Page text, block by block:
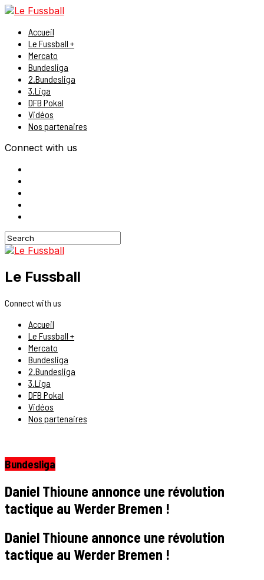
Accueil
Le Fussball +
Mercato
Bundesliga
2.Bundesliga
3.Liga
DFB Pokal
Vidéos
Nos partenaires
Connect with us
Le Fussball
Connect with us
Accueil
Le Fussball +
Mercato
Bundesliga
2.Bundesliga
3.Liga
DFB Pokal
Vidéos
Nos partenaires
Bundesliga
Daniel Thioune annonce une révolution
tactique au Werder Bremen !
Daniel Thioune annonce une révolution
tactique au Werder Bremen !